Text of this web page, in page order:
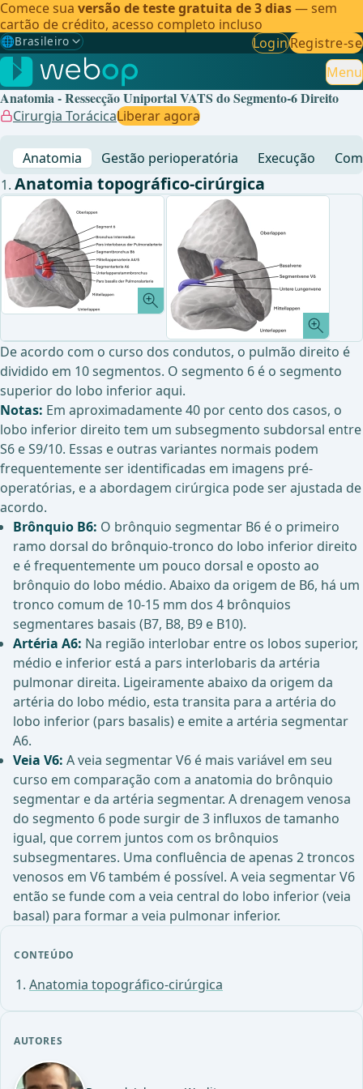
Comece sua versão de teste gratuita de 3 dias— sem
cartão de crédito, acesso completo incluso
🌐Brasileiro
Gewählte Sprache: Brasileiro
🇩🇪 Alemão
🇬🇧Inglês
🇧🇷 Brasileiro
LoginRegistre-se
Menu
Anatomia - Ressecção Uniportal VATS do Segmento-6 Direito
Cirurgia TorácicaLiberar agora
Anatomia Gestão perioperatória Execução
CONTEÚDO
Anatomia topográfico-cirúrgica
AUTORES
Anatomia topográfico-cirúrgica
De acordo com o curso dos condutos, o pulmão direito é
dividido em 10 segmentos. O segmento 6 é o segmento
superior do lobo inferior aqui.
Notas: Em aproximadamente 40 por cento dos casos, o
lobo inferior direito tem um subsegmento subdorsal entre
S6 e S9/10. Essas e outras variantes normais podem
frequentemente ser identificadas em imagens pré-
operatórias, e a abordagem cirúrgica pode ser ajustada de
acordo.
Brônquio B6: O brônquio segmentar B6 é o primeiro
ramo dorsal do brônquio-tronco do lobo inferior direito
e é frequentemente um pouco dorsal e oposto ao
brônquio do lobo médio. Abaixo da origem de B6, há um
tronco comum de 10-15 mm dos 4 brônquios
segmentares basais (B7, B8, B9 e B10).
Artéria A6: Na região interlobar entre os lobos superior,
médio e inferior está a pars interlobaris da artéria
pulmonar direita. Ligeiramente abaixo da origem da
artéria do lobo médio, esta transita para a artéria do
lobo inferior (pars basalis) e emite a artéria segmentar
A6.
Veia V6: A veia segmentar V6 é mais variável em seu
curso em comparação com a anatomia do brônquio
segmentar e da artéria segmentar. A drenagem venosa
do segmento 6 pode surgir de 3 influxos de tamanho
igual, que correm juntos com os brônquios
subsegmentares. Uma confluência de apenas 2 troncos
venosos em V6 também é possível. A veia segmentar V6
então se funde com a veia central do lobo inferior (veia
basal) para formar a veia pulmonar inferior.